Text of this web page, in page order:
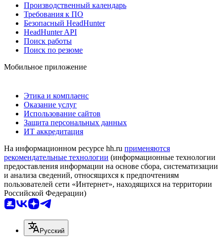
Производственный календарь
Требования к ПО
Безопасный HeadHunter
HeadHunter API
Поиск работы
Поиск по резюме
Мобильное приложение
Этика и комплаенс
Оказание услуг
Использование сайтов
Защита персональных данных
ИТ аккредитация
На информационном ресурсе hh.ru применяются
рекомендательные технологии (информационные технологии
предоставления информации на основе сбора, систематизации
и анализа сведений, относящихся к предпочтениям
пользователей сети «Интернет», находящихся на территории
Российской Федерации)
Русский